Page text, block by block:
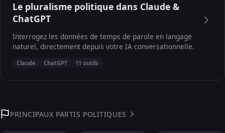
Le pluralisme politique dans Claude &
ChatGPT
Interrogez les données de temps de parole en langage
naturel, directement depuis votre IA conversationnelle.
Claude ChatGPT 11 outils
PRINCIPAUX PARTIS POLITIQUES